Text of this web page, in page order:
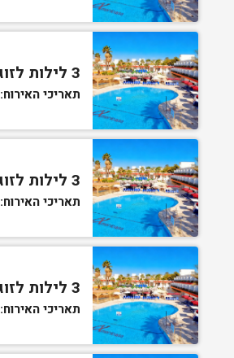
3 לילות לזוג ע"ב חצי פנסיון בחדר סטנדרט
תאריכי האירוח:
3 לילות לזוג ע"ב לינה וארוחת בוקר בחדר גן
תאריכי האירוח:
3 לילות לזוג ע"ב חצי פנסיון בחדר גן
תאריכי האירוח: